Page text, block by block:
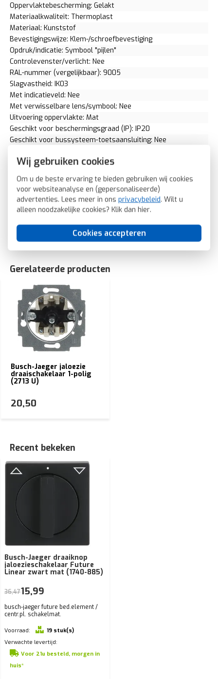
Wij gebruiken cookies
Om u de beste ervaring te bieden gebruiken wij cookies
voor websiteanalyse en (gepersonaliseerde)
advertenties. Lees meer in ons privacybeleid. Wilt u
alleen noodzakelijke cookies? Klik dan hier.
Cookies accepteren
Oppervlaktebescherming: Gelakt
Materiaalkwaliteit: Thermoplast
Materiaal: Kunststof
Bevestigingswijze: Klem-/schroefbevestiging
Opdruk/indicatie: Symbool "pijlen"
Controlevenster/verlicht: Nee
RAL-nummer (vergelijkbaar): 9005
Slagvastheid: IK03
Met indicatieveld: Nee
Met verwisselbare lens/symbool: Nee
Uitvoering oppervlakte: Mat
Geschikt voor beschermingsgraad (IP): IP20
Geschikt voor bussysteem-toetsaansluiting: Nee
Antibacteriële behandeling: Nee
2CKA001710A3894
Busch-Jaeger draaiknop jaloezieschakelaar Future Linear
zwart mat (1740-885)
SKU: Busch-Jaeger 1740-885
EAN: 4011395127162
Gerelateerde producten
Busch-Jaeger jaloezie
draaischakelaar 1-polig
(2713 U)
20,50
Recent bekeken
Busch-Jaeger draaiknop
jaloezieschakelaar Future
Linear zwart mat (1740-885)
busch-jaeger future bed.element /
centr.pl. schakelmat.
Voorraad:
19 stuk(s)
Verwachte levertijd:
Voor 21u besteld, morgen in
huis*
36,4715,99